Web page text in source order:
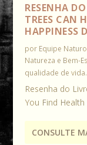
RESENHA
TREES CAN
HAPPINESS
por Equipe
Natureza e Bem-
qualidade de vida.
Resenha do
You Find
CONSULTE